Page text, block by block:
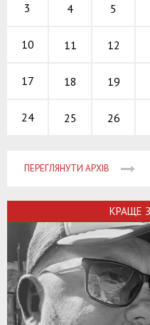
3 4 5
10 11 12
17 18 19
24 25 26
ПЕРЕГЛЯНУТИ АРХІВ
КРАЩЕ